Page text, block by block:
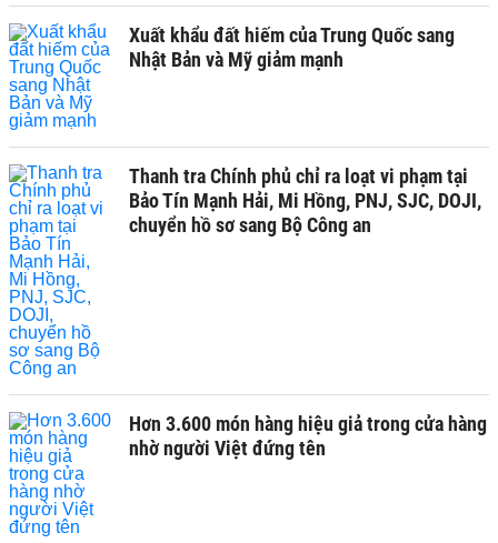
Xuất khẩu đất hiếm của Trung Quốc sang
Nhật Bản và Mỹ giảm mạnh
Thanh tra Chính phủ chỉ ra loạt vi phạm tại
Bảo Tín Mạnh Hải, Mi Hồng, PNJ, SJC, DOJI,
chuyển hồ sơ sang Bộ Công an
Hơn 3.600 món hàng hiệu giả trong cửa hàng
nhờ người Việt đứng tên